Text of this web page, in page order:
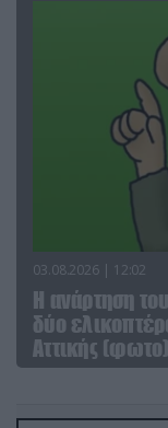
03.08.2026 | 12:02
Η ανάρτηση
δύο
Αττικής (φωτο)